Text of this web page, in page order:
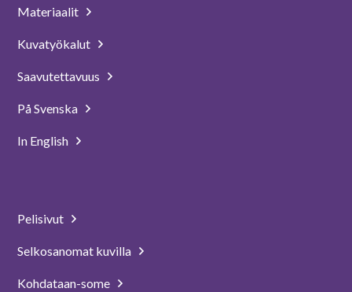
Materiaalit
Kuvatyökalut
Saavutettavuus
På Svenska
In English
Pelisivut
Selkosanomat kuvilla
Kohdataan-some